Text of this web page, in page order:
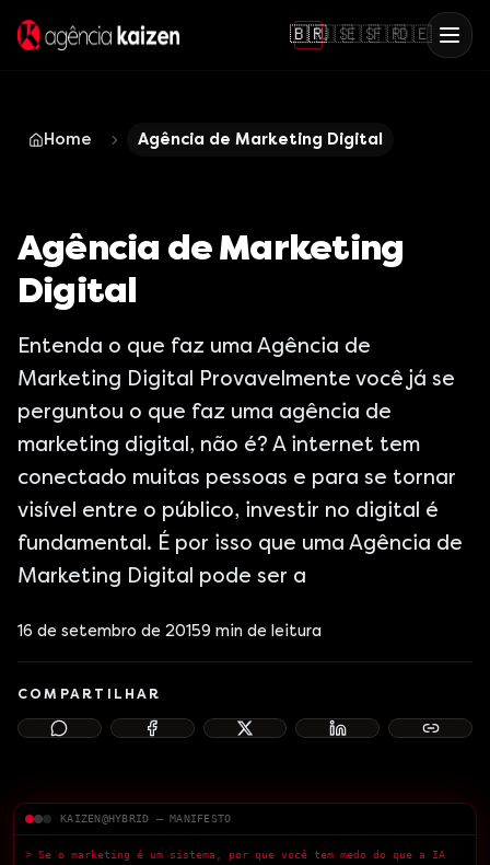
🇧🇷🇺🇸🇪🇸🇫🇷🇩🇪
Home Agência de Marketing Digital
Agência de Marketing
Digital
Entenda o que faz uma Agência de
Marketing Digital Provavelmente você já se
perguntou o que faz uma agência de
marketing digital, não é? A internet tem
conectado muitas pessoas e para se tornar
visível entre o público, investir no digital é
fundamental. É por isso que uma Agência de
Marketing Digital pode ser a
16 de setembro de 20159 min de leitura
COMPARTILHAR
KAIZEN@HYBRID — MANIFESTO
> Se o marketing é um sistema, por que você tem medo do que a IA